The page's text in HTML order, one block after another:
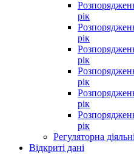
рік
рік
рік
рік
рік
рік
Регуляторна
Відкриті дані